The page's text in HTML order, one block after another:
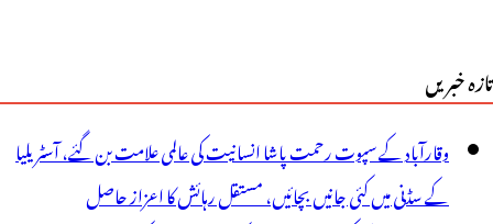
تازہ خبریں
وقارآباد کے سپوت رحمت پاشا انسانیت کی عالمی علامت بن گئے، آسٹریلیا
کے سڈنی میں کئی جانیں بچائیں، مستقل رہائش کا اعزاز حاصل